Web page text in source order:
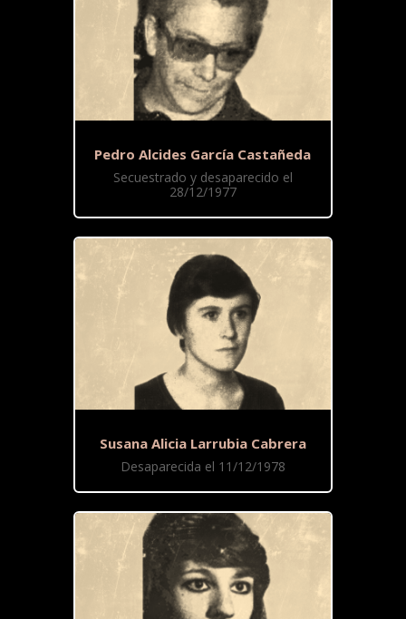
Pedro Alcides García Castañeda
Secuestrado y desaparecido el
28/12/1977
Susana Alicia Larrubia Cabrera
Desaparecida el 11/12/1978